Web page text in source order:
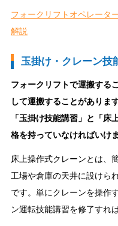
フォークリフトオペレータ
解説
玉掛け・クレーン技
フォークリフトで運搬する
して運搬することがありま
「玉掛け技能講習」と「床
格を持っていなければいけま
床上操作式クレーンとは、
工場や倉庫の天井に設けら
です。単にクレーンを操作
ン運転技能講習を修了すれ